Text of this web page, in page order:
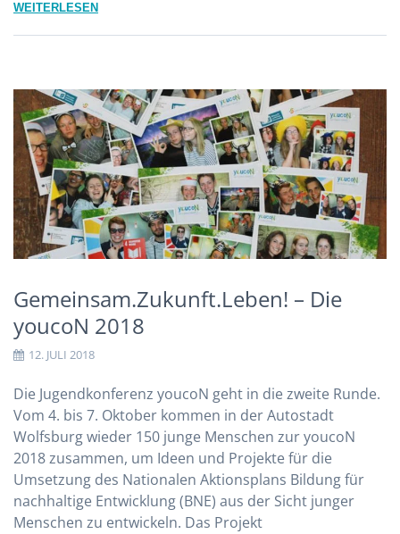
WEITERLESEN
Gemeinsam.Zukunft.Leben! – Die
youcoN 2018
12. JULI 2018
Die Jugendkonferenz youcoN geht in die zweite Runde.
Vom 4. bis 7. Oktober kommen in der Autostadt
Wolfsburg wieder 150 junge Menschen zur youcoN
2018 zusammen, um Ideen und Projekte für die
Umsetzung des Nationalen Aktionsplans Bildung für
nachhaltige Entwicklung (BNE) aus der Sicht junger
Menschen zu entwickeln. Das Projekt